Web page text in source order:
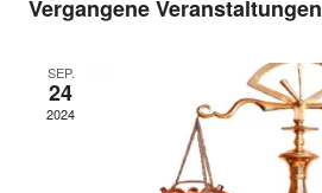
wählen.
Vergangene Veranstaltungen
SEP.
24
2024